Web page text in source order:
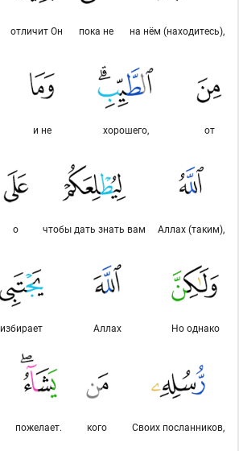
на нём (находитесь),
пока не
отличит Он
от
хорошего,
и не
Аллах (таким),
чтобы дать знать вам
о
Но однако
Аллах
избирает
Своих посланников,
кого
пожелает.